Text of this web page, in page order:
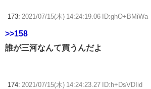
173: 2021/07/15(木) 14:24:19.06 ID:ghO+BMiWa
>>158
誰が三河なんて買うんだよ
174: 2021/07/15(木) 14:24:23.27 ID:h+DsVDIid